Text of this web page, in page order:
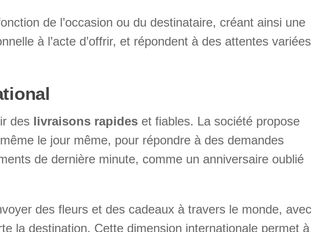
de l’occasion ou du destinataire, créant ainsi une
à l’acte d’offrir, et répondent à des attentes variées
des livraisons rapides et fiables. La société propose
le jour même, pour répondre à des demandes
de dernière minute, comme un anniversaire oublié
des fleurs et des cadeaux à travers le monde, avec
la destination. Cette dimension internationale permet à